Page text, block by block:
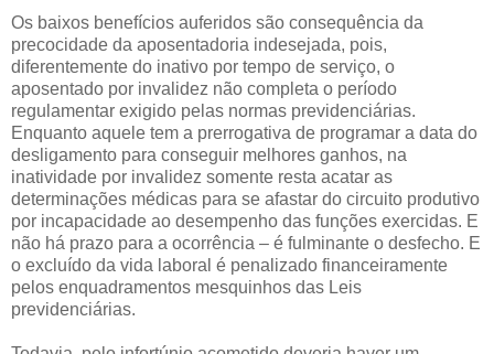
Os baixos benefícios auferidos são consequência da
precocidade da aposentadoria indesejada, pois,
diferentemente do inativo por tempo de serviço, o
aposentado por invalidez não completa o período
regulamentar exigido pelas normas previdenciárias.
Enquanto aquele tem a prerrogativa de programar a data do
desligamento para conseguir melhores ganhos, na
inatividade por invalidez somente resta acatar as
determinações médicas para se afastar do circuito produtivo
por incapacidade ao desempenho das funções exercidas. E
não há prazo para a ocorrência – é fulminante o desfecho. E
o excluído da vida laboral é penalizado financeiramente
pelos enquadramentos mesquinhos das Leis
previdenciárias.